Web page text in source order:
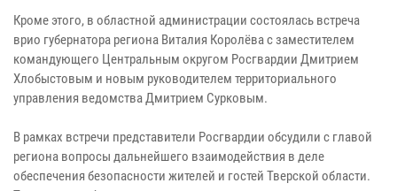
Кроме этого, в областной администрации состоялась встреча
врио губернатора региона Виталия Королёва с заместителем
командующего Центральным округом Росгвардии Дмитрием
Хлобыстовым и новым руководителем территориального
управления ведомства Дмитрием Сурковым.
В рамках встречи представители Росгвардии обсудили с главой
региона вопросы дальнейшего взаимодействия в деле
обеспечения безопасности жителей и гостей Тверской области.